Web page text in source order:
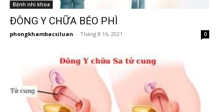
Bệnh nhi khoa
ĐÔNG Y CHỮA BÉO PHÌ
phongkhambacsiluan - Tháng 8 16, 2021 0